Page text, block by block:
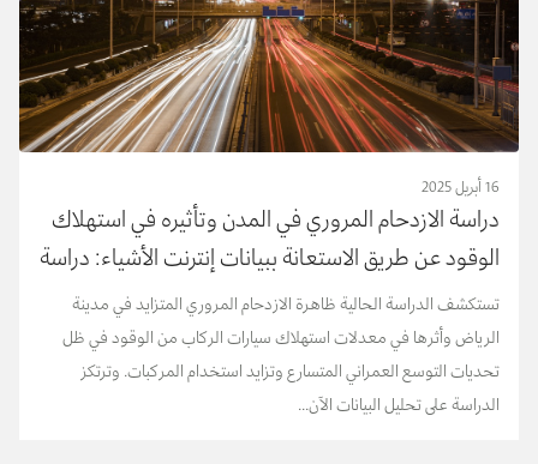
16 أبريل 2025
دراسة الازدحام المروري في المدن وتأثيره في استهلاك
الوقود عن طريق الاستعانة ببيانات إنترنت الأشياء: دراسة
حالة لمدينة الرياض
‬الدراسة‭ ‬على‭ ‬تحليل‭ ‬البيانات‭ ‬الآن...